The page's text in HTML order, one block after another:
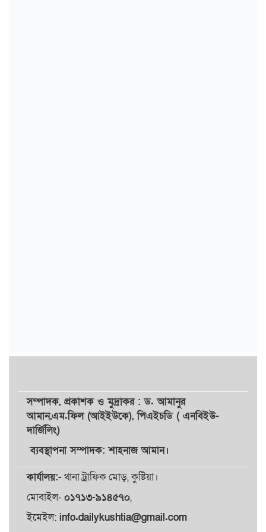
সম্পাদক, প্রকাশকওমুদ্রাকর: ড. আমানুর
আমান,এম.ফিল (আইইউকে), পিএইচডি ( এনবিইউ-
দার্জিলিং)
ব্যবস্থাপনা সম্পাদক: শাহনাজ আমান।
কার্যালয়:-থানা ট্রাফিক মোড়, কুষ্টিয়া।
মোবাইল- ০১৭১৩-৯১৪৫৭০,
ইমেইল: info.dailykushtia@gmail.com